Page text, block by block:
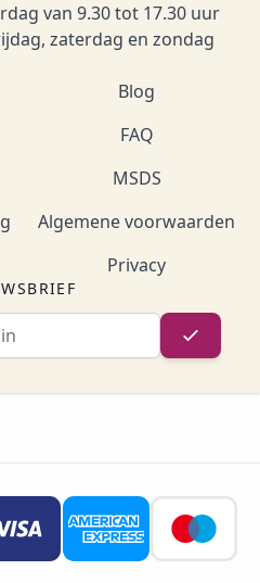
van 9.30 tot 17.30 uur
zaterdag en zondag
Blog
FAQ
MSDS
Algemene voorwaarden
Privacy